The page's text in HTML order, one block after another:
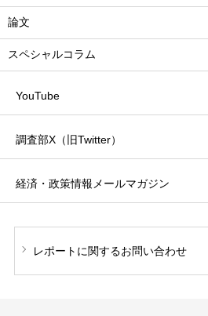
論文
スペシャルコラム
YouTube
調査部X（旧Twitter）
経済・政策情報 メールマガジン
レポートに関するお問い合わせ